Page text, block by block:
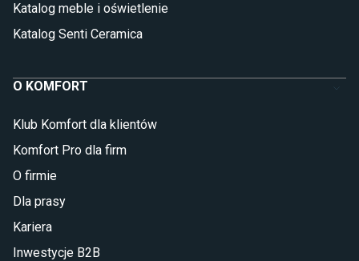
Katalog meble i oświetlenie
Katalog Senti Ceramica
O KOMFORT
Klub Komfort dla klientów
Komfort Pro dla firm
O firmie
Dla prasy
Kariera
Inwestycje B2B